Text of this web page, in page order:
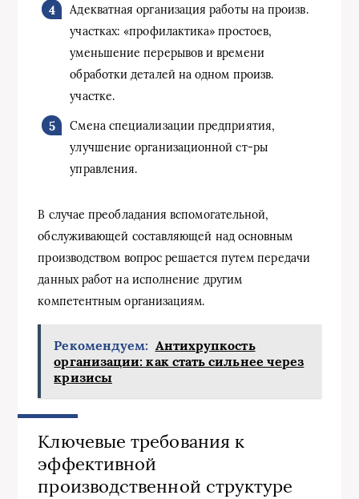
Адекватная организация работы на произв.
участках: «профилактика» простоев,
уменьшение перерывов и времени
обработки деталей на одном произв.
участке.
Смена специализации предприятия,
улучшение организационной ст-ры
управления.
В случае преобладания вспомогательной,
обслуживающей составляющей над основным
производством вопрос решается путем передачи
данных работ на исполнение другим
компетентным организациям.
Рекомендуем: Антихрупкость
организации: как стать сильнее через
кризисы
Ключевые требования к
эффективной
производственной структуре